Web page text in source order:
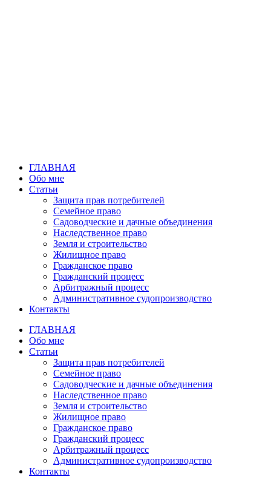
ГЛАВНАЯ
Обо мне
Статьи
Защита прав потребителей
Семейное право
Садоводческие и дачные объединения
Наследственное право
Земля и строительство
Жилищное право
Гражданское право
Гражданский процесс
Арбитражный процесс
Административное судопроизводство
Контакты
ГЛАВНАЯ
Обо мне
Статьи
Защита прав потребителей
Семейное право
Садоводческие и дачные объединения
Наследственное право
Земля и строительство
Жилищное право
Гражданское право
Гражданский процесс
Арбитражный процесс
Административное судопроизводство
Контакты